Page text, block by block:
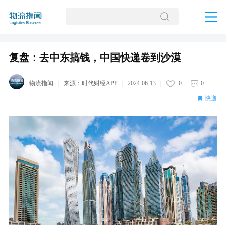
复盘：去中东搞钱，中国快递卷到沙漠
物流指闻 | 来源： 时代财经APP 2024-06-13| 0 0
快递